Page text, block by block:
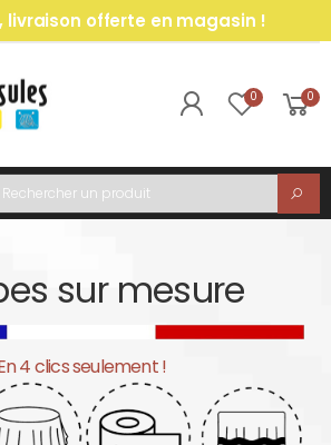
livraison offerte en magasin !
0 0
menu
sur mesure
4 clics seulement !